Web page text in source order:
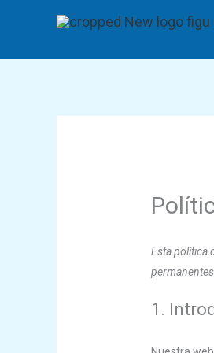
contenido
Esta política
1.